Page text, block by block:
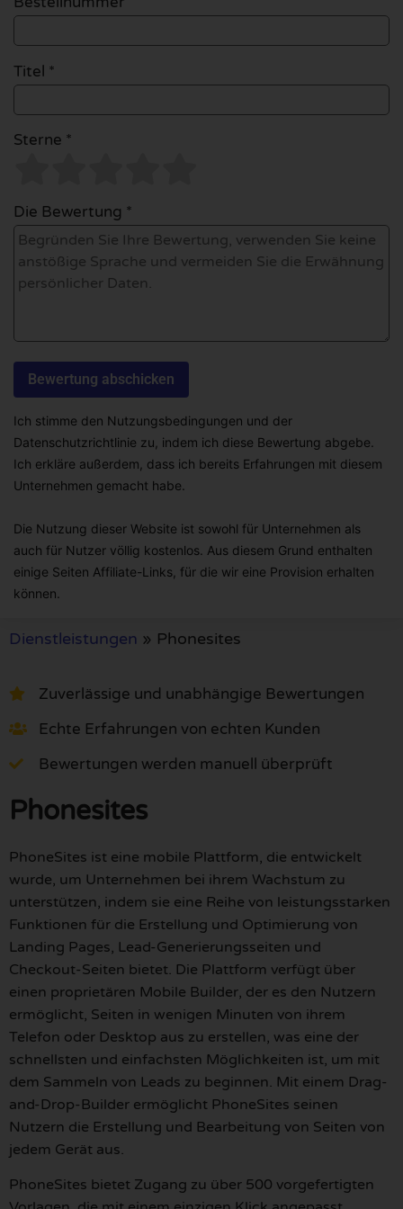
Titel *
Sterne *
Die Bewertung *
Ich stimme den Nutzungsbedingungen und der
Datenschutzrichtlinie zu, indem ich diese Bewertung abgebe.
Ich erkläre außerdem, dass ich bereits Erfahrungen mit diesem
Unternehmen gemacht habe.
Die Nutzung dieser Website ist sowohl für Unternehmen als
auch für Nutzer völlig kostenlos. Aus diesem Grund enthalten
einige Seiten Affiliate-Links, für die wir eine Provision erhalten
können.
Dienstleistungen » Phonesites
Zuverlässige und unabhängige Bewertungen
Echte Erfahrungen von echten Kunden
Bewertungen werden manuell überprüft
Phonesites
PhoneSites ist eine mobile Plattform, die entwickelt
wurde, um Unternehmen bei ihrem Wachstum zu
unterstützen, indem sie eine Reihe von leistungsstarken
Funktionen für die Erstellung und Optimierung von
Landing Pages, Lead-Generierungsseiten und
Checkout-Seiten bietet. Die Plattform verfügt über
einen proprietären Mobile Builder, der es den Nutzern
ermöglicht, Seiten in wenigen Minuten von ihrem
Telefon oder Desktop aus zu erstellen, was eine der
schnellsten und einfachsten Möglichkeiten ist, um mit
dem Sammeln von Leads zu beginnen. Mit einem Drag-
and-Drop-Builder ermöglicht PhoneSites seinen
Nutzern die Erstellung und Bearbeitung von Seiten von
jedem Gerät aus.
PhoneSites bietet Zugang zu über 500 vorgefertigten